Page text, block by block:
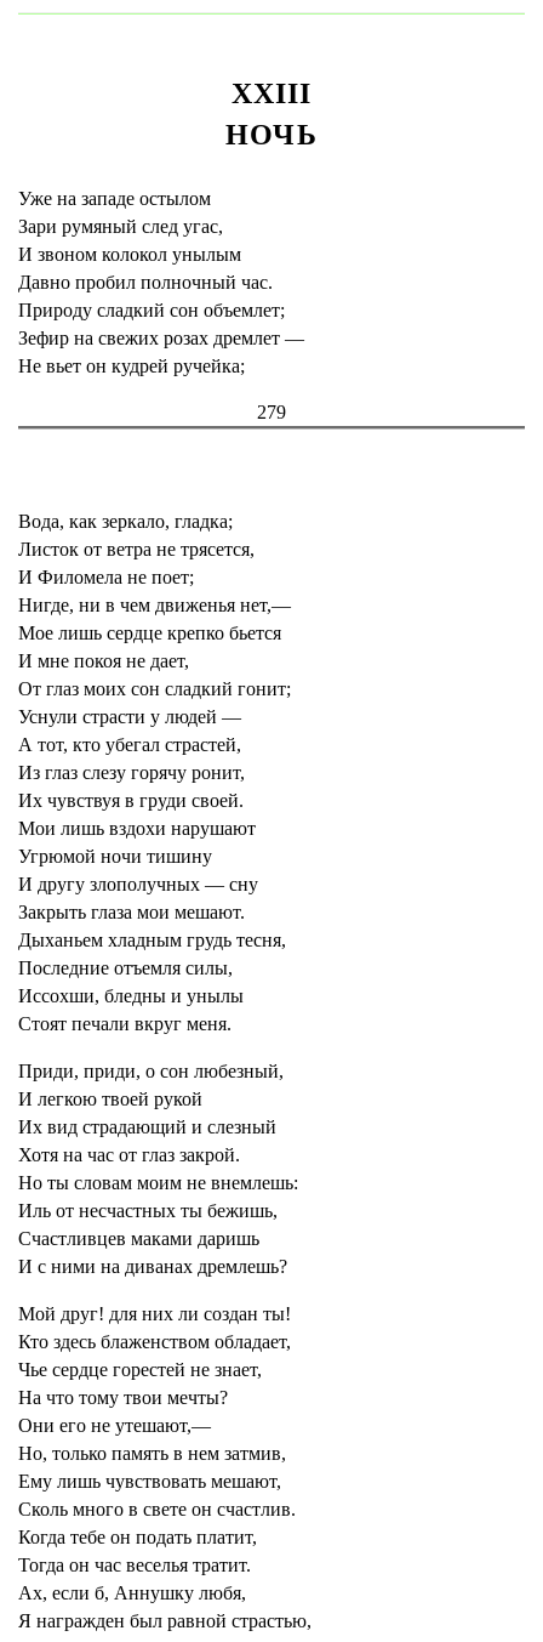
XXIII
НОЧЬ
Уже на западе остылом
Зари румяный след угас,
И звоном колокол унылым
Давно пробил полночный час.
Природу сладкий сон объемлет;
Зефир на свежих розах дремлет —
Не вьет он кудрей ручейка;
279
Вода, как зеркало, гладка;
Листок от ветра не трясется,
И Филомела не поет;
Нигде, ни в чем движенья нет,—
Мое лишь сердце крепко бьется
И мне покоя не дает,
От глаз моих сон сладкий гонит;
Уснули страсти у людей —
А тот, кто убегал страстей,
Из глаз слезу горячу ронит,
Их чувствуя в груди своей.
Мои лишь вздохи нарушают
Угрюмой ночи тишину
И другу злополучных — сну
Закрыть глаза мои мешают.
Дыханьем хладным грудь тесня,
Последние отъемля силы,
Иссохши, бледны и унылы
Стоят печали вкруг меня.
Приди, приди, о сон любезный,
И легкою твоей рукой
Их вид страдающий и слезный
Хотя на час от глаз закрой.
Но ты словам моим не внемлешь:
Иль от несчастных ты бежишь,
Счастливцев маками даришь
И с ними на диванах дремлешь?
Мой друг! для них ли создан ты!
Кто здесь блаженством обладает,
Чье сердце горестей не знает,
На что тому твои мечты?
Они его не утешают,—
Но, только память в нем затмив,
Ему лишь чувствовать мешают,
Сколь много в свете он счастлив.
Когда тебе он подать платит,
Тогда он час веселья тратит.
Ах, если б, Аннушку любя,
Я награжден был равной страстью,